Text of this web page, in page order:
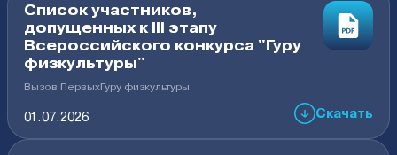
Список участников,
допущенных к III этапу
Всероссийского конкурса "Гуру
физкультуры"
Вызов ПервыхГуру физкультуры
01.07.2026 Скачать